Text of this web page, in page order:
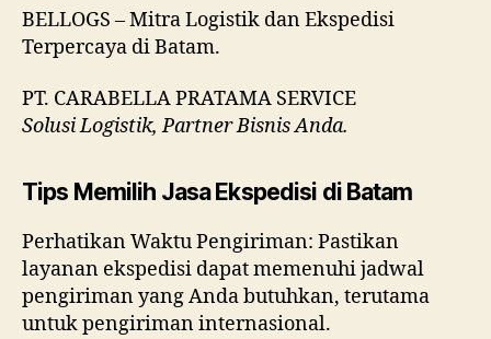
BELLOGS – Mitra Logistik dan Ekspedisi
Terpercaya di Batam.
PT. CARABELLA PRATAMA SERVICE
Solusi Logistik, Partner Bisnis Anda.
Tips Memilih Jasa Ekspedisi di Batam
Perhatikan Waktu Pengiriman: Pastikan
layanan ekspedisi dapat memenuhi jadwal
pengiriman yang Anda butuhkan, terutama
untuk pengiriman internasional.